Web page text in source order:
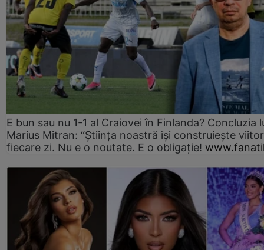
E bun sau nu 1-1 al Craiovei în Finlanda? Concluzia
Marius Mitran: “Știința noastră își construiește
fiecare zi. Nu e o noutate. E o obligație!